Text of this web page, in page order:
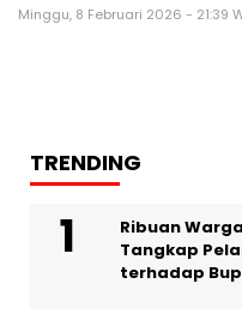
Minggu, 8 Februari 2026 - 21:39
TRENDING
Ribuan
Tangkap
terhadap